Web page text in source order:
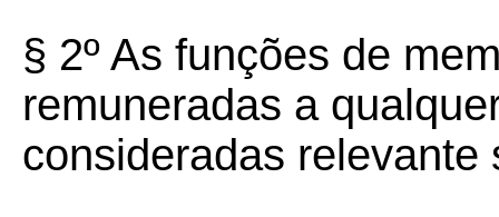
§ 2º As funções de
remuneradas a
consideradas relevante